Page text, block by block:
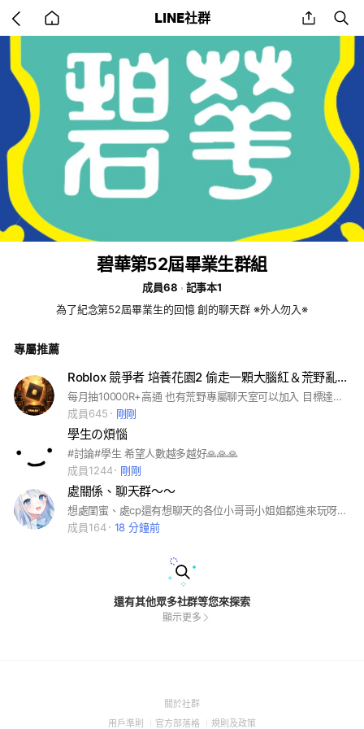
back
to
home
LINE社群 share
碧華第52屆畢業生群組
成員68
記事本1
為了紀念第52屆畢業生的回憶 創的聊天群 ※外人勿入※
專屬推薦
Roblox 競爭者 培養花園2 偷走一顆大腦紅＆荒野亂鬥 各大熱門遊戲群【‼️每月抽1000R‼️】
每月抽10000R+高通 也有荒野專屬聊天室可以加入 目標達到800人 800人時必抽大獎～ 記事本抽獎都超級好 不管是誰都歡迎加入 群主 管理員人都很好 可以放心跟他們交談 #偷走一顆大腦紅 #培養花園 #競爭者 #花園地平線 #99夜 #鍛造者 #柔術神器 #踢出幸運方塊 #史萊姆RNG #捕捉與訓服 #Roblox #貓咪大戰爭 #全明星街球派對 #三角洲行動 #決勝時刻 #PUBG #水手寶石 #NBA #MLB #Sailor piece #Rivals #Blox fruit #Steal a brainrot #Grow a garden #Codm #catch and tame #Overkill #動物醫院 #grow a garden2 #培養花園2 #出售檸檬 #巫師煉金術 #鯊爸代儲 #代儲 #R幣 #全網最便宜代儲 #荒野亂鬥 #傳說對決 #特戰英豪 #Ky #中立 #聊天 #抽獎
成員645
剛剛
學生の煩惱
#討論#學生 希望人數越多越好🙏🙏🙏
成員1244
剛剛
處關係、聊天群～～
想處閨蜜、處cp還有想聊天的各位小哥哥小姐姐都進來玩呀！😊我對大家都很好的！ 我對閨蜜和男友很～好喔！可以來跟我處關係😘 既然你看到這裡了，就進來嘛～🥹 看到下面的綠色按鍵了嗎？快按下去～拜託拜託
成員164
18 分鐘前
還有其他眾多社群等您來探索
顯示更多
關於社群(Open
用戶準則 (Open
官方部落格 (Open
規則及政策(Open